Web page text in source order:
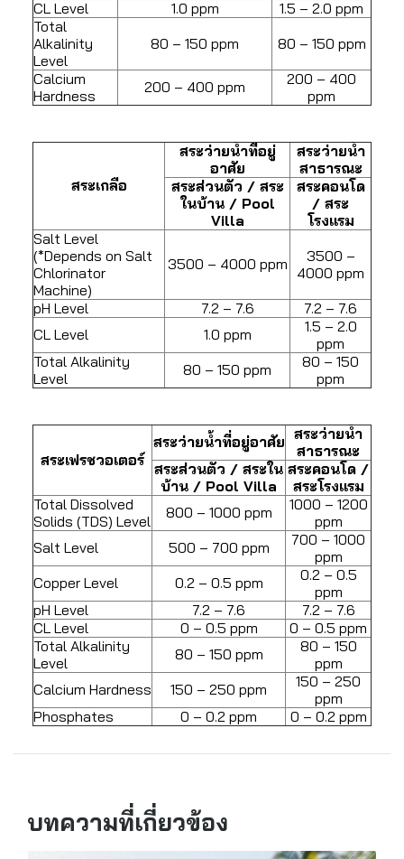
CL Level
1.0 ppm
1.5 – 2.0 ppm
Total
Alkalinity
Level
80 – 150 ppm
80 – 150 ppm
Calcium
Hardness
200 – 400 ppm
200 – 400
ppm
สระเกลือ
สระว่ายน้ำที่อยู่
อาศัย
สระว่ายน้ำ
สาธารณะ
สระส่วนตัว / สระ
ในบ้าน / Pool
Villa
สระคอนโด
/ สระ
โรงแรม
Salt Level
(*Depends on Salt
Chlorinator
Machine)
3500 – 4000 ppm
3500 –
4000 ppm
pH Level
7.2 – 7.6
7.2 – 7.6
CL Level
1.0 ppm
1.5 – 2.0
ppm
Total Alkalinity
Level
80 – 150 ppm
80 – 150
ppm
สระเฟรชวอเตอร์
สระว่ายน้ำที่อยู่อาศัย สระว่ายน้ำ
สาธารณะ
สระส่วนตัว / สระใน
บ้าน / Pool Villa
สระคอนโด /
สระโรงแรม
Total Dissolved
Solids (TDS) Level
800 – 1000 ppm
1000 – 1200
ppm
Salt Level
500 – 700 ppm
700 – 1000
ppm
Copper Level
0.2 – 0.5 ppm
0.2 – 0.5
ppm
pH Level
7.2 – 7.6
7.2 – 7.6
CL Level
0 – 0.5 ppm
0 – 0.5 ppm
Total Alkalinity
Level
80 – 150 ppm
80 – 150
ppm
Calcium Hardness
150 – 250 ppm
150 – 250
ppm
Phosphates
0 – 0.2 ppm 0 – 0.2 ppm
บทความที่เกี่ยวข้อง